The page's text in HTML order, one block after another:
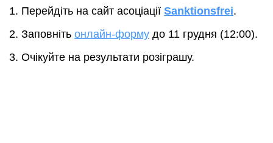
Перейдіть на сайт асоціації Sanktionsfrei.
Заповніть онлайн-форму до 11 грудня (12:00).
Очікуйте на результати розіграшу.